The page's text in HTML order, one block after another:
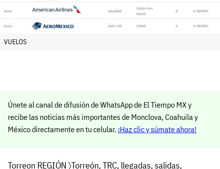
VUELOS
Únete al canal de difusión de WhatsApp de El Tiempo MX y
recibe las noticias más importantes de Monclova, Coahuila y
México directamente en tu celular. ¡Haz clic y súmate ahora!
Torreon REGIÓN 〉Torreón, TRC, llegadas,salidas,